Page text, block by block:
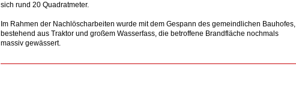
sich rund 20 Quadratmeter.
Im Rahmen der Nachlöscharbeiten wurde mit dem Gespann des gemeindlichen Bauhofes,
bestehend aus Traktor und großem Wasserfass, die betroffene Brandfläche nochmals
massiv gewässert.